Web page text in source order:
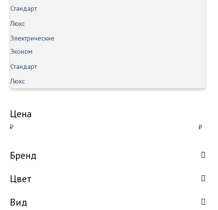
Стандарт
Люкс
Электрические
Эконом
Стандарт
Люкс
Цена
₽ ₽
Бренд
Цвет
Вид